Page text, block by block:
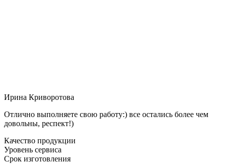
Ирина Криворотова
Отлично выполняете свою работу:) все остались более чем
довольны, респект!)
Качество продукции
Уровень сервиса
Срок изготовления